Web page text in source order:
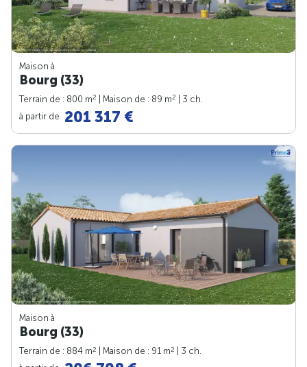
Maison à
Bourg (33)
Terrain de : 800 m2 | Maison de : 89 m2
| 3 ch.
à partir de 201 317 €
Maison à
Bourg (33)
Terrain de : 884 m2 | Maison de : 91 m2
| 3 ch.